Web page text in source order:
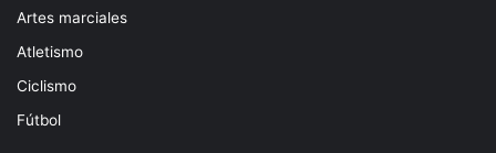
Artes marciales
Atletismo
Ciclismo
Fútbol